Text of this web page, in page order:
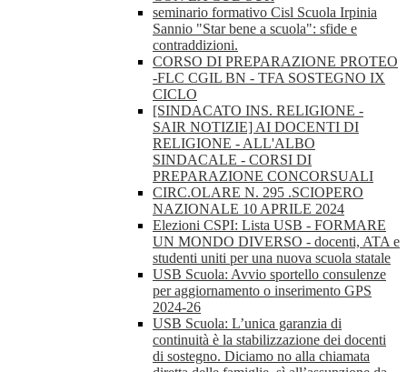
seminario formativo Cisl Scuola Irpinia
Sannio "Star bene a scuola": sfide e
contraddizioni.
CORSO DI PREPARAZIONE PROTEO
-FLC CGIL BN - TFA SOSTEGNO IX
CICLO
[SINDACATO INS. RELIGIONE -
SAIR NOTIZIE] AI DOCENTI DI
RELIGIONE - ALL'ALBO
SINDACALE - CORSI DI
PREPARAZIONE CONCORSUALI
CIRC.OLARE N. 295 .SCIOPERO
NAZIONALE 10 APRILE 2024
Elezioni CSPI: Lista USB - FORMARE
UN MONDO DIVERSO - docenti, ATA e
studenti uniti per una nuova scuola statale
USB Scuola: Avvio sportello consulenze
per aggiornamento o inserimento GPS
2024-26
USB Scuola: L’unica garanzia di
continuità è la stabilizzazione dei docenti
di sostegno. Diciamo no alla chiamata